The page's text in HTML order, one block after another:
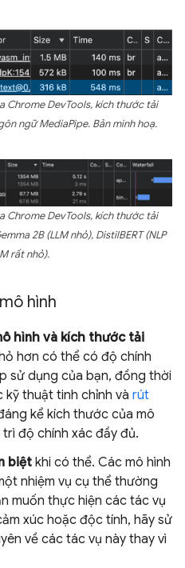
Chrome DevTools, kích thước tải
ngữ MediaPipe. Bản minh hoạ.
Chrome DevTools, kích thước tải
2B (LLM nhỏ), DistilBERT (NLP
rất nhỏ).
hình
hình và kích thước tải
hơn có thể có độ chính
sử dụng của bạn, đồng thời
kỹ thuật tinh chỉnh và rút
kể kích thước của mô
độ chính xác đầy đủ.
biệt khi có thể. Các mô hình
nhiệm vụ cụ thể thường
muốn thực hiện các tác vụ
xúc hoặc độc tính, hãy sử
về các tác vụ này thay vì